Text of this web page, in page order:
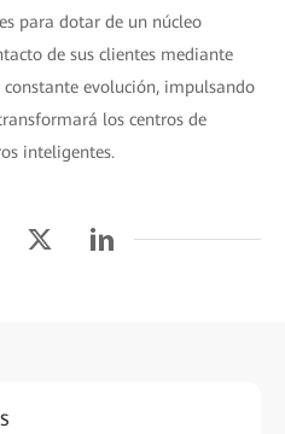
para dotar de un núcleo
de sus clientes mediante
evolución, impulsando
los centros de
inteligentes.